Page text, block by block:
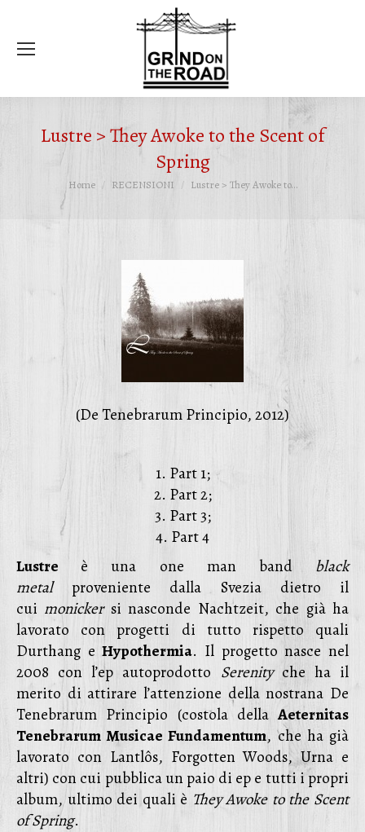
Lustre > They Awoke to the Scent of
Spring
Tu sei qui:
Home RECENSIONI Lustre > They Awoke to…
(De Tenebrarum Principio, 2012)
1. Part 1;
2. Part 2;
3. Part 3;
4. Part 4
Lustre è una one man band black
metalproveniente dalla Svezia dietro il
cui monicker si nasconde Nachtzeit, che già ha
lavorato con progetti di tutto rispetto quali
Durthang eHypothermia. Il progetto nasce nel
2008 con l’ep autoprodotto Serenity che ha il
merito di attirare l’attenzione della nostrana De
Tenebrarum Principio (costola dellaAeternitas
Tenebrarum Musicae Fundamentum, che ha già
lavorato con Lantlôs, Forgotten Woods, Urna e
altri) con cui pubblica un paio di ep e tutti i propri
album, ultimo dei quali è They Awoke to the Scent
of Spring.